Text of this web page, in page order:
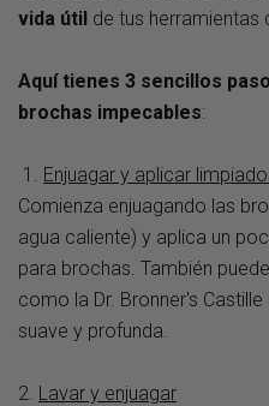
vida útil de tus herramientas
Aquí tienes 3 sencillos
brochas impecables:
1. Enjuagar y aplicar
Comienza enjuagando las
agua caliente) y aplica un
para brochas. También
como la Dr. Bronner's Castille
suave y profunda.
2. Lavar y enjuagar